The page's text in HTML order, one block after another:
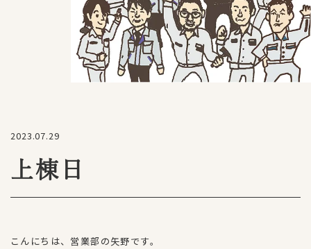
2023.07.29
上棟日
こんにちは、営業部の矢野です。